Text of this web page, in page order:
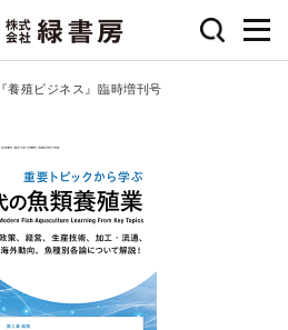
『養殖ビジネス』臨時増刊号